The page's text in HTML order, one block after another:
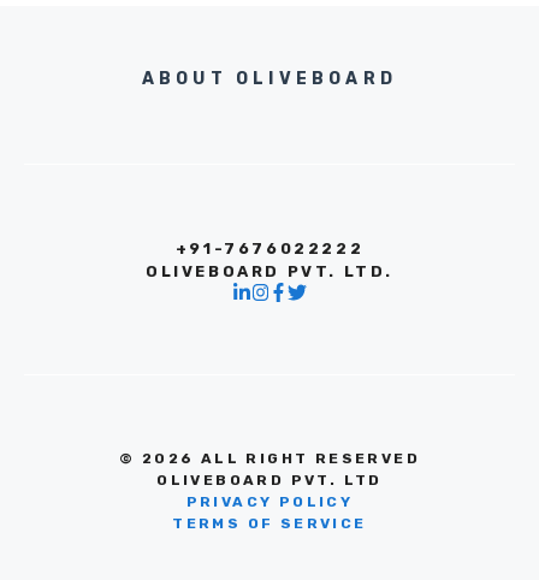
ABOUT OLIVEBOARD
+91-7676022222
OLIVEBOARD PVT. LTD.
© 2026 ALL RIGHT RESERVED
OLIVEBOARD PVT. LTD
PRIVACY POLICY
TERMS OF SERVICE